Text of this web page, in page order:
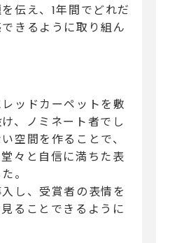
伝え、1年間でどれだ
きるように取り組ん
ッドカーペットを敷
、ノミネート者でし
空間を作ることで、
々と自信に満ちた表
。
し、受賞者の表情を
ることできるように